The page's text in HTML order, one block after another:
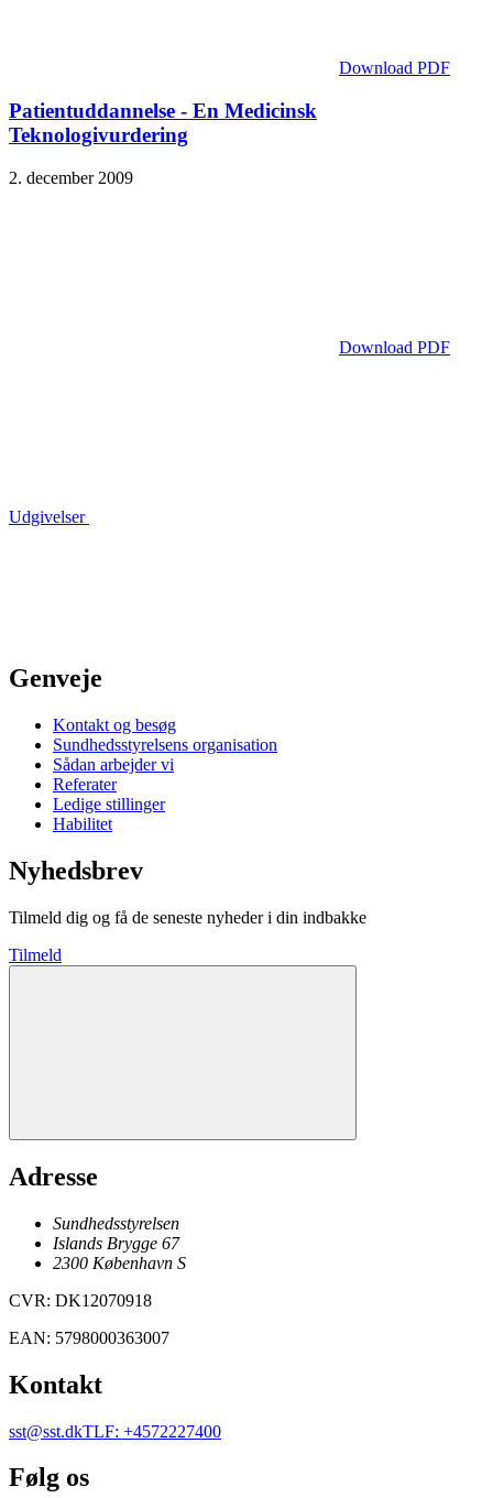
Download PDF
Patientuddannelse - En Medicinsk
Teknologivurdering
2. december 2009
Download PDF
Udgivelser
Genveje
Kontakt og besøg
Sundhedsstyrelsens organisation
Sådan arbejder vi
Referater
Ledige stillinger
Habilitet
Nyhedsbrev
Tilmeld dig og få de seneste nyheder i din indbakke
Tilmeld
Adresse
Sundhedsstyrelsen
Islands Brygge 67
2300 København S
CVR: DK12070918
EAN: 5798000363007
Kontakt
sst@sst.dkTLF: +4572227400
Følg os